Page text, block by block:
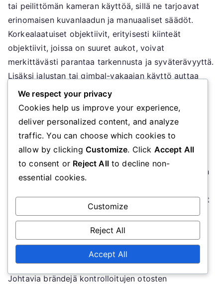
tai peilittömän kameran käyttöä, sillä ne tarjoavat
erinomaisen kuvanlaadun ja manuaaliset säädöt.
Korkealaatuiset objektiivit, erityisesti kiinteät
objektiivit, joissa on suuret aukot, voivat
merkittävästi parantaa tarkennusta ja syväterävyyttä.
Lisäksi jalustan tai gimbal-vakaajan käyttö auttaa
ylläpitämään vakaat otokset, erityisesti heikossa
valaistuksessa.
Videoita varten videokamerat tai elokuvakamerat,
ihanteellisia. Nämä laitteet tulevat usein
sisäänrakennettujen työkalujen kanssa tarkennuksen
otoksen saavuttamista. Lisävarusteet, kuten ulkoiset
mikrofonit ja valaistussetit, voivat myös parantaa
materiaalisi kokonaislaatua.
Recommended brands
Johtavia brändejä kontrolloitujen otosten
We respect your privacy
Cookies help us improve your experience,
deliver personalized content, and analyze
traffic. You can choose which cookies to
allow by clicking Customize. Click Accept All
to consent or Reject Allto decline non-
essential cookies.
Customize
Reject All
Accept All